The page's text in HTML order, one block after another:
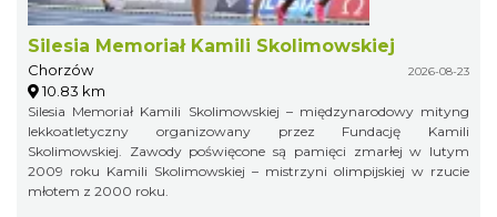
Silesia Memoriał Kamili Skolimowskiej
Chorzów 2026-08-23
10.83 km
Silesia Memoriał Kamili Skolimowskiej – międzynarodowy mityng
lekkoatletyczny organizowany przez Fundację Kamili
Skolimowskiej. Zawody poświęcone są pamięci zmarłej w lutym
2009 roku Kamili Skolimowskiej – mistrzyni olimpijskiej w rzucie
młotem z 2000 roku.